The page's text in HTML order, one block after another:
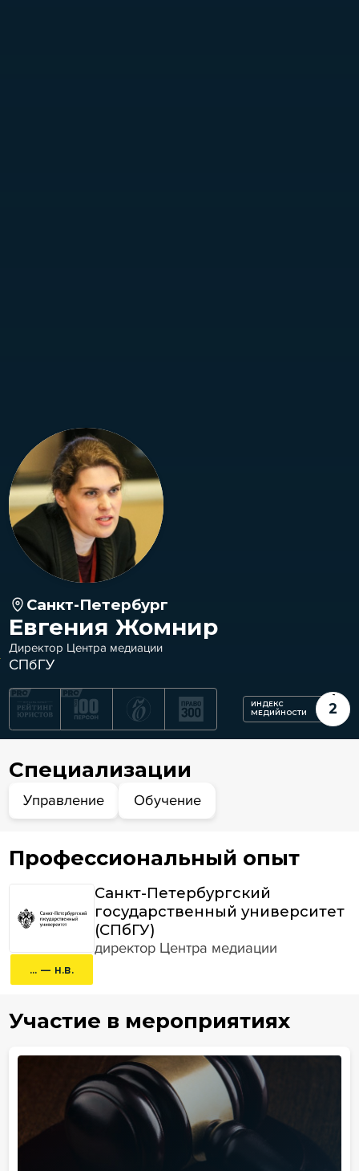
Санкт-Петербург
Евгения Жомнир
Директор Центра медиации
СПбГУ
ИНДЕКС
МЕДИЙНОСТИ
2
Специализации
Управление Обучение
Профессиональный опыт
... — н.в.
Санкт-Петербургский
государственный университет
(СПбГУ)
директор Центра медиации
Участие в мероприятиях